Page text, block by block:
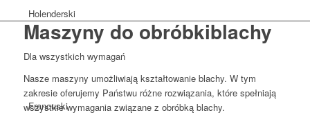
Holenderski
Francuski
Maszyny do obróbkiblachy
Dla wszystkich wymagań
Nasze maszyny umożliwiają kształtowanie blachy. W tym
zakresie oferujemy Państwu różne rozwiązania, które spełniają
wszystkie wymagania związane z obróbką blachy.